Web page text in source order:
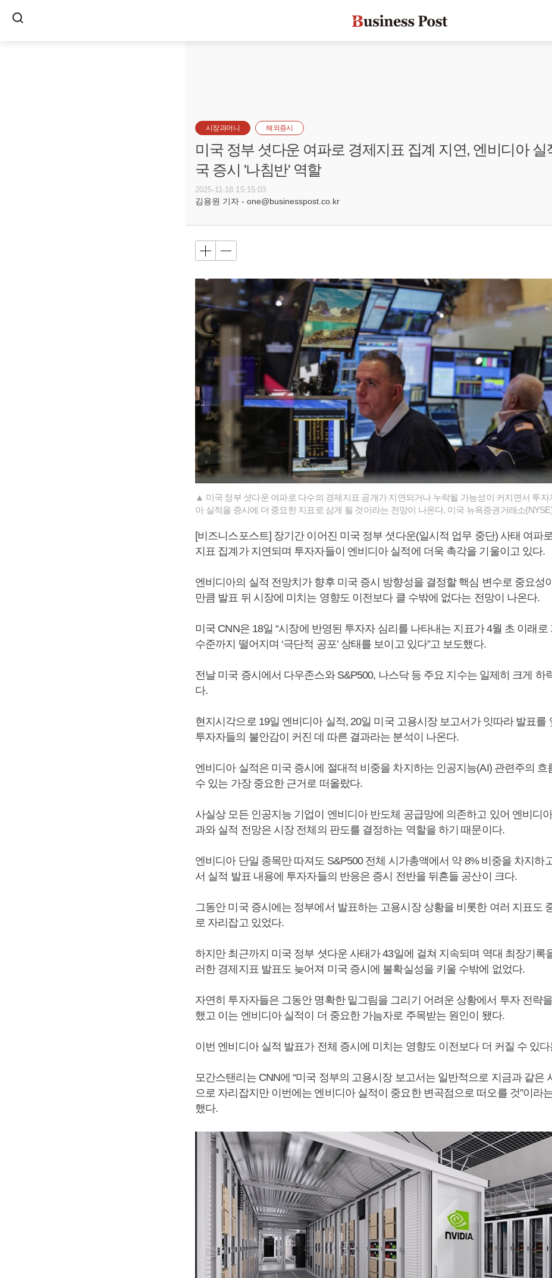
시장과머니 해외증시
미국 정부 셧다운 여파로 경제지표 집계 지연, 엔비디아 실
국 증시 '나침반' 역할
2025-11-18 15:15:03
김용원 기자 - one@businesspost.co.kr
▲ 미국 정부 셧다운 여파로 다수의 경제지표 공개가 지연되거나 누락될 가능성이 커지면서 투자
아 실적을 증시에 더 중요한 지표로 삼게 될 것이라는 전망이 나온다. 미국 뉴욕증권거래소
[비즈니스포스트] 장기간 이어진 미국 정부 셧다운(일시적 업무 중단) 사태 여파
지표 집계가 지연되며 투자자들이 엔비디아 실적에 더욱 촉각을 기울이고 있다.
엔비디아의 실적 전망치가 향후 미국 증시 방향성을 결정할 핵심 변수로 중요성
만큼 발표 뒤 시장에 미치는 영향도 이전보다 클 수밖에 없다는 전망이 나온다.
미국 CNN은 18일 “시장에 반영된 투자자 심리를 나타내는 지표가 4월 초 이래로
수준까지 떨어지며 ‘극단적 공포’ 상태를 보이고 있다”고 보도했다.
전날 미국 증시에서 다우존스와 S&P500, 나스닥 등 주요 지수는 일제히 크게 하
다.
현지시각으로 19일 엔비디아 실적, 20일 미국 고용시장 보고서가 잇따라 발표를
투자자들의 불안감이 커진 데 따른 결과라는 분석이 나온다.
엔비디아 실적은 미국 증시에 절대적 비중을 차지하는 인공지능(AI) 관련주의 흐
수 있는 가장 중요한 근거로 떠올랐다.
사실상 모든 인공지능 기업이 엔비디아 반도체 공급망에 의존하고 있어 엔비디
과와 실적 전망은 시장 전체의 판도를 결정하는 역할을 하기 때문이다.
엔비디아 단일 종목만 따져도 S&P500 전체 시가총액에서 약 8% 비중을 차지하
서 실적 발표 내용에 투자자들의 반응은 증시 전반을 뒤흔들 공산이 크다.
그동안 미국 증시에는 정부에서 발표하는 고용시장 상황을 비롯한 여러 지표도
로 자리잡고 있었다.
하지만 최근까지 미국 정부 셧다운 사태가 43일에 걸쳐 지속되며 역대 최장기록
러한 경제지표 발표도 늦어져 미국 증시에 불확실성을 키울 수밖에 없었다.
자연히 투자자들은 그동안 명확한 밑그림을 그리기 어려운 상황에서 투자 전략
했고 이는 엔비디아 실적이 더 중요한 가늠자로 주목받는 원인이 됐다.
이번 엔비디아 실적 발표가 전체 증시에 미치는 영향도 이전보다 더 커질 수 있
모간스탠리는 CNN에 “미국 정부의 고용시장 보고서는 일반적으로 지금과 같은
으로 자리잡지만 이번에는 엔비디아 실적이 중요한 변곡점으로 떠오를 것”이라
했다.